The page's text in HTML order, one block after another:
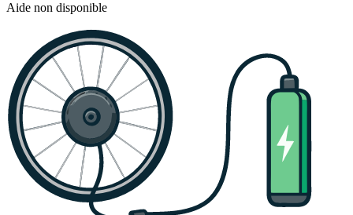
Aide non disponible